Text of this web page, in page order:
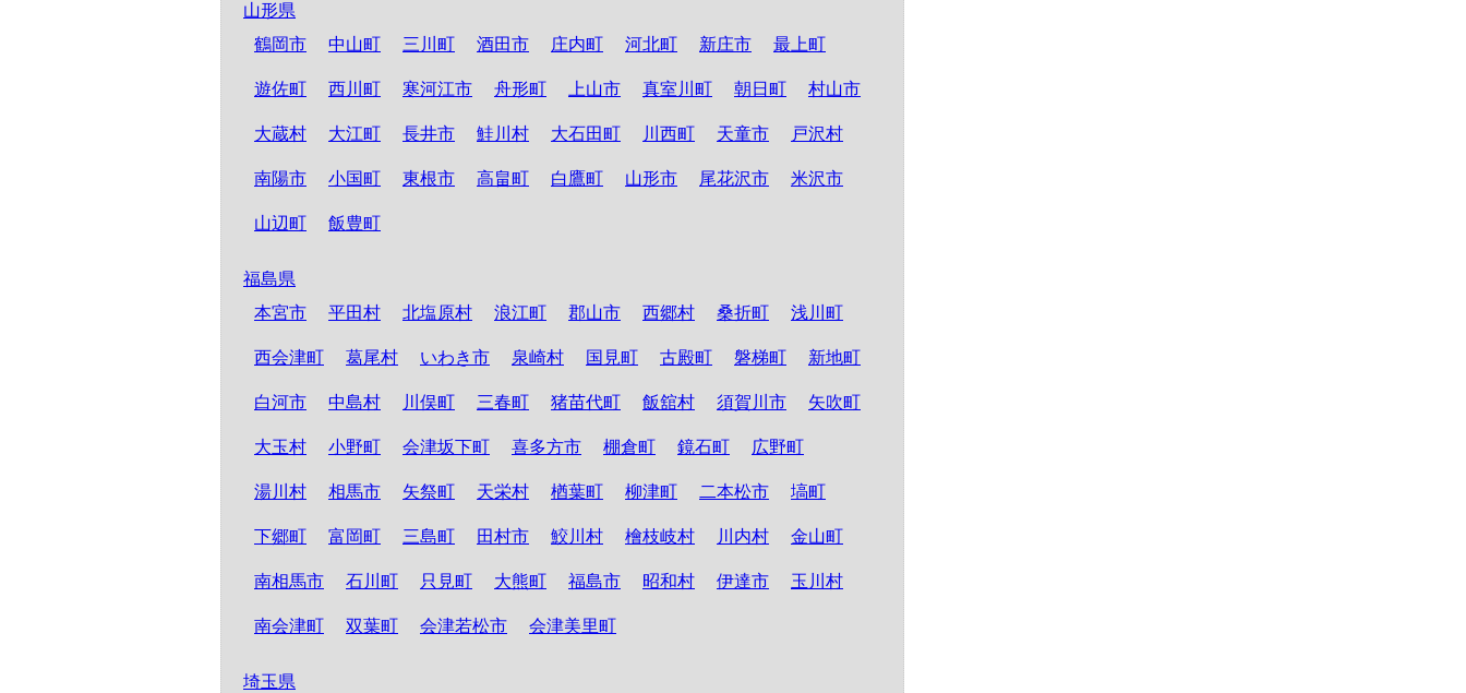
山形県
鶴岡市
中山町 三川町 酒田市 庄内町 河北町 新庄市 最上町
遊佐町 西川町 寒河江市 舟形町 上山市 真室川町 朝日町 村山市
大蔵村 大江町 長井市 鮭川村 大石田町 川西町 天童市 戸沢村
南陽市 小国町 東根市 高畠町 白鷹町 山形市 尾花沢市 米沢市
山辺町 飯豊町
福島県
本宮市
平田村 北塩原村 浪江町 郡山市 西郷村 桑折町 浅川町
西会津町 葛尾村 いわき市 泉崎村 国見町 古殿町 磐梯町 新地町
白河市 中島村 川俣町 三春町 猪苗代町 飯舘村 須賀川市 矢吹町
大玉村 小野町 会津坂下町 喜多方市 棚倉町 鏡石町 広野町
湯川村 相馬市 矢祭町 天栄村 楢葉町 柳津町 二本松市 塙町
下郷町 富岡町 三島町 田村市 鮫川村 檜枝岐村 川内村 金山町
南相馬市 石川町 只見町 大熊町 福島市 昭和村 伊達市 玉川村
南会津町 双葉町 会津若松市 会津美里町
埼玉県